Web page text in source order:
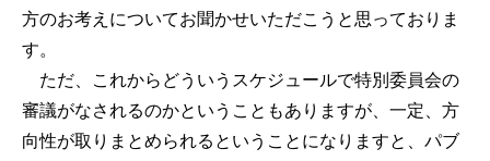
方のお考えについてお聞かせいただこうと思っておりま
す。
ただ、これからどういうスケジュールで特別委員会の
審議がなされるのかということもありますが、一定、方
向性が取りまとめられるということになりますと、パブ